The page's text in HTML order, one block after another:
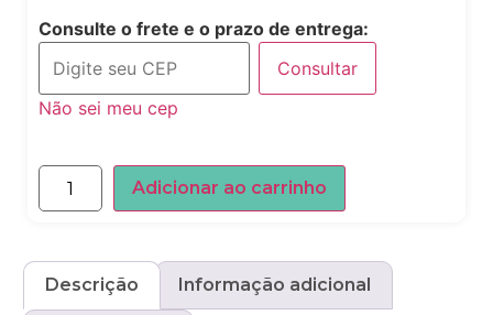
Consulte o frete e o prazo de entrega:
Consultar
Não sei meu cep
Adicionar ao carrinho
Descrição Informação adicional